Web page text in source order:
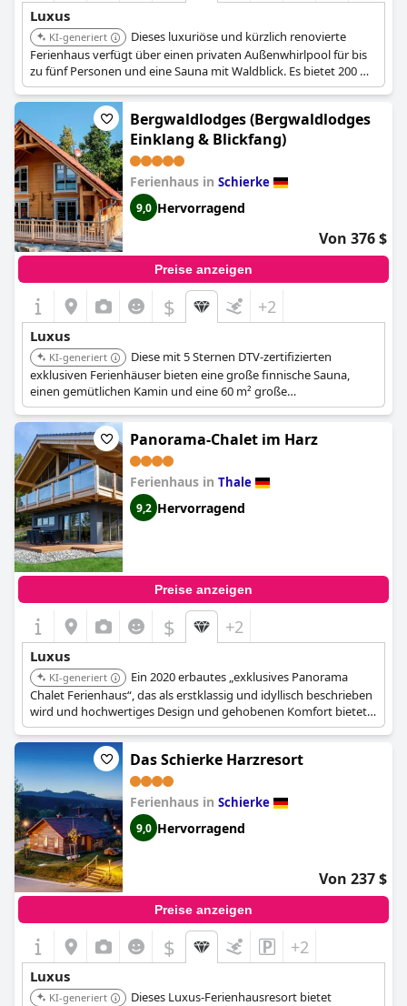
Luxus
KI-generiert
Dieses luxuriöse und kürzlich renovierte
Ferienhaus verfügt über einen privaten Außenwhirlpool für bis
zu fünf Personen und eine Sauna mit Waldblick. Es bietet 200 m²
stilvollen Wohnraum auf fünf Schlafzimmern, komplett mit
Kamin und Panoramafenstern.
Bergwaldlodges (Bergwaldlodges
Einklang & Blickfang)
Ferienhaus in Schierke
9,0 Hervorragend
Von 376 $
Preise anzeigen
$ +2
Luxus
KI-generiert
Diese mit 5 Sternen DTV-zertifizierten
exklusiven Ferienhäuser bieten eine große finnische Sauna,
einen gemütlichen Kamin und eine 60 m² große
Panoramaterrasse mit Bergblick. Sie verfügen über einen
modernen Stilmix, Fußbodenheizung und hochwertige
Annehmlichkeiten wie eine Sonos Soundbar und 4K Smart UHD-
Fernseher.
Panorama-Chalet im Harz
Ferienhaus in Thale
9,2 Hervorragend
Preise anzeigen
$ +2
Luxus
KI-generiert
Ein 2020 erbautes „exklusives Panorama
Chalet Ferienhaus“, das als erstklassig und idyllisch beschrieben
wird und hochwertiges Design und gehobenen Komfort bietet.
Zu den Merkmalen gehören ein Kamin und atemberaubende
Ausblicke von seiner erhöhten, ruhigen Lage.
Das Schierke Harzresort
Ferienhaus in Schierke
9,0 Hervorragend
Von 237 $
Preise anzeigen
$ +2
Luxus
KI-generiert
Dieses Luxus-Ferienhausresort bietet